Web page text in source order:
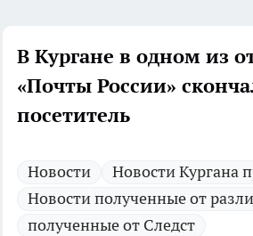
В Кургане в одном из
«Почты России»
посетитель
Новости
Новости Кургана
Новости полученные от
полученные от Следст